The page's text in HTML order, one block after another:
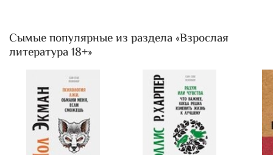
А еще из книги вы узнаете, что, кроме качества
аргументов, на коммуникацию влияют:
• выбранное место за столом;
Сымые популярные из раздела «Взрослая
литература 18+»